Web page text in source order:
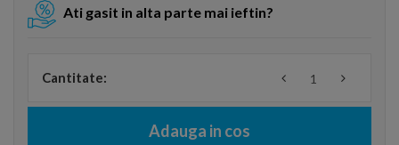
Ati gasit in alta parte mai ieftin?
Cantitate:
Adauga in cos